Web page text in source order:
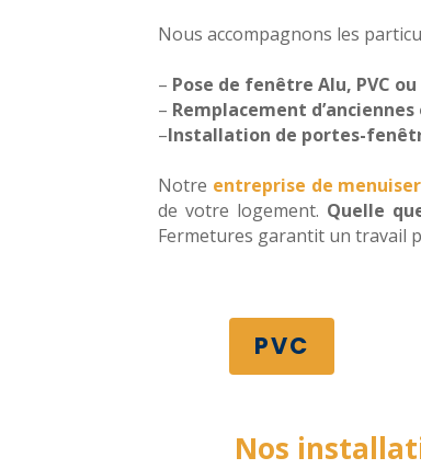
Nous accompagnons les
– Pose de fenêtre Alu, PVC
– Remplacement
–Installation de portes-
Notre entreprise de
de votre logement. Quelle
Fermetures garantit un travail
PVC
Nos